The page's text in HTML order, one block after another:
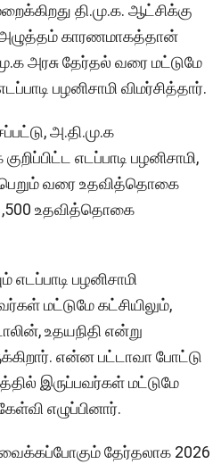
தி.மு.க. ஆட்சிக்கு
அழுத்தம் காரணமாகத்தான்
அரசு தேர்தல் வரை மட்டுமே
பழனிசாமி விமர்சித்தார்.
அ.தி.மு.க
எடப்பாடி பழனிசாமி,
வரை உதவித்தொகை
உதவித்தொகை
எடப்பாடி பழனிசாமி
மட்டுமே கட்சியிலும்,
உதயநிதி என்று
என்ன பட்டாவா போட்டு
இருப்பவர்கள் மட்டுமே
எழுப்பினார்.
வைக்கப்போகும் தேர்தலாக 2026